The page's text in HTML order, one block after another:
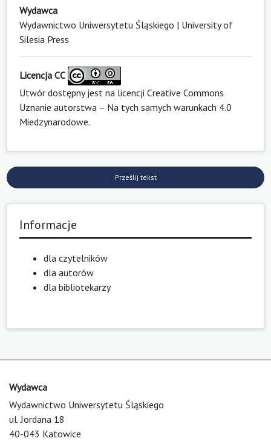
Wydawca
Wydawnictwo Uniwersytetu Śląskiego | University of
Silesia Press
Licencja CC
Utwór dostępny jest na licencji Creative Commons
Uznanie autorstwa – Na tych samych warunkach 4.0
Miedzynarodowe.
Prześlij tekst
Informacje
dla czytelników
dla autorów
dla bibliotekarzy
Wydawca
Wydawnictwo Uniwersytetu Śląskiego
ul. Jordana 18
40-043 Katowice